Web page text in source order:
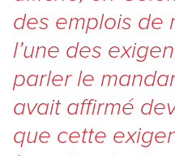
des emplois
l’une des
parler le
avait affirmé
que cette